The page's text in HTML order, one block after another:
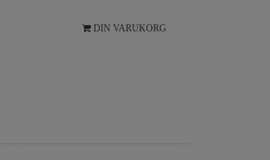
DIN VARUKORG